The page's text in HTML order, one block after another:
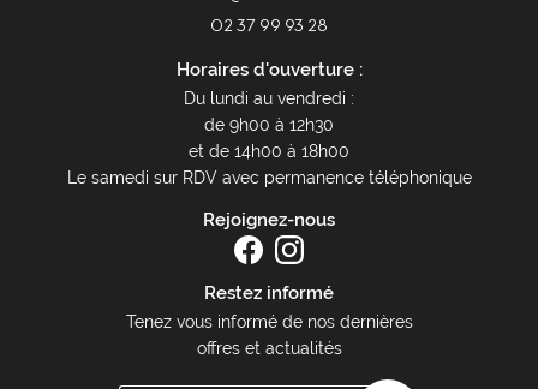
02 37 99 93 28
Horaires d'ouverture :
Du lundi au vendredi :
de 9h00 à 12h30
et de 14h00 à 18h00
Le samedi sur RDV avec permanence téléphonique
Rejoignez-nous
Restez informé
Tenez vous informé de nos dernières
offres et actualités